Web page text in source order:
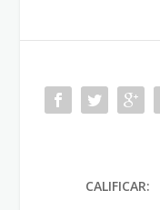
CALIFICAR: